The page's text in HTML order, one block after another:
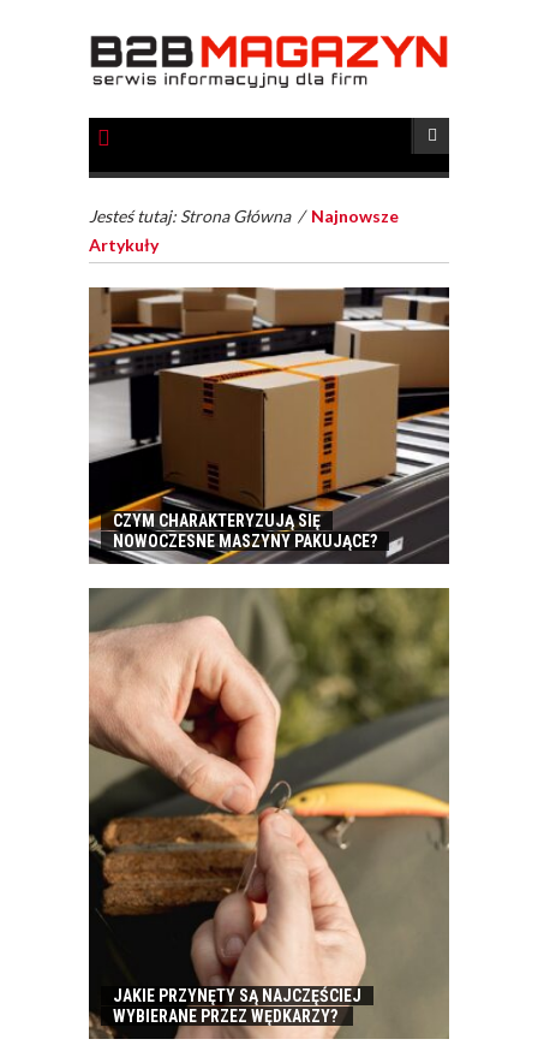
Jesteś tutaj: Strona Główna / Najnowsze
Artykuły
CZYM CHARAKTERYZUJĄ SIĘ
NOWOCZESNE MASZYNY PAKUJĄCE?
JAKIE PRZYNĘTY SĄ NAJCZĘŚCIEJ
WYBIERANE PRZEZ WĘDKARZY?